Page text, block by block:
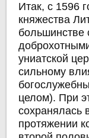
Итак, с 1596
княжества
большинстве
униатской
сильному
целом). При
сохранялась
протяжении